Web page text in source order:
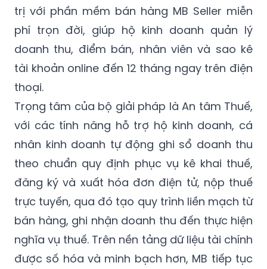
trị với phần mềm bán hàng MB Seller miễn
phí trọn đời, giúp hộ kinh doanh quản lý
doanh thu, điểm bán, nhân viên và sao kê
tài khoản online đến 12 tháng ngay trên điện
thoại.
Trọng tâm của bộ giải pháp là An tâm Thuế,
với các tính năng hỗ trợ hộ kinh doanh, cá
nhân kinh doanh tự động ghi sổ doanh thu
theo chuẩn quy định phục vụ kê khai thuế,
đăng ký và xuất hóa đơn điện tử, nộp thuế
trực tuyến, qua đó tạo quy trình liền mạch từ
bán hàng, ghi nhận doanh thu đến thực hiện
nghĩa vụ thuế. Trên nền tảng dữ liệu tài chính
được số hóa và minh bạch hơn, MB tiếp tục